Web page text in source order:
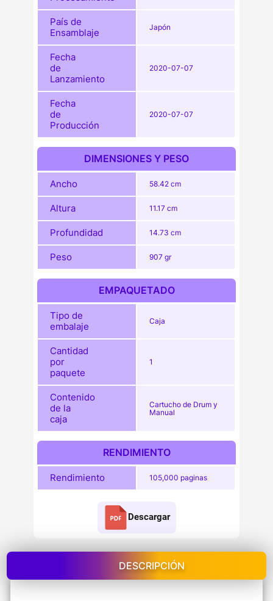
País de
Ensamblaje
Japón
Fecha
de
Lanzamiento
2020-07-07
Fecha
de
Producción
2020-07-07
DIMENSIONES Y PESO
Ancho 58.42 cm
Altura 11.17 cm
Profundidad 14.73 cm
Peso 907 gr
EMPAQUETADO
Tipo de
embalaje
Caja
Cantidad
por
paquete
1
Contenido
de la
caja
Cartucho de Drum y
Manual
RENDIMIENTO
Rendimiento 105,000 paginas
Descargar
DESCRIPCIÓN